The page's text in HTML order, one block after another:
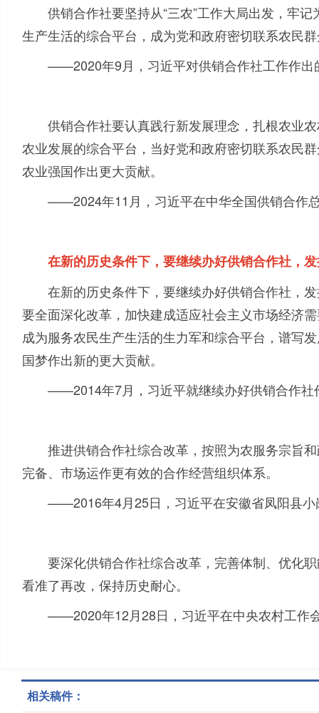
供销合作社要坚持从“三农”工作大局出发，牢
生产生活的综合平台，成为党和政府密切联系农民
——2020年9月，习近平对供销合作社工作作
供销合作社要认真践行新发展理念，扎根农业
农业发展的综合平台，当好党和政府密切联系农民
农业强国作出更大贡献。
——2024年11 月，习近平在中华全国供销合作
在新的历史条件下，要继续办好供销合作社，
在新的历史条件下，要继续办好供销合作社，
要全面深化改革，加快建成适应社会主义市场经济
成为服务农民生产生活的生力军和综合平台，谱写
国梦作出新的更大贡献。
——2014年7月，习近平就继续办好供销合作
推进供销合作社综合改革，按照为农服务宗旨
完备、市场运作更有效的合作经营组织体系。
——2016年4月25日，习近平在安徽省凤阳县
要深化供销合作社综合改革，完善体制、优化
看准了再改，保持历史耐心。
——2020年12月28日，习近平在中央农村工作
相关稿件：